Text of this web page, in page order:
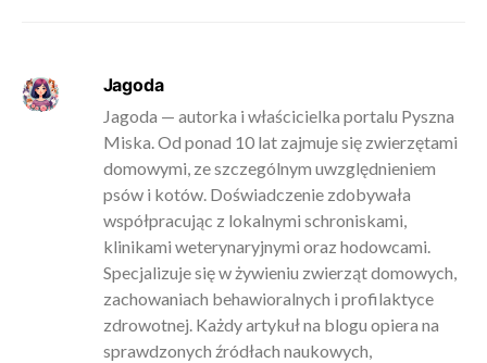
Jagoda
Jagoda — autorka i właścicielka portalu Pyszna
Miska. Od ponad 10 lat zajmuje się zwierzętami
domowymi, ze szczególnym uwzględnieniem
psów i kotów. Doświadczenie zdobywała
współpracując z lokalnymi schroniskami,
klinikami weterynaryjnymi oraz hodowcami.
Specjalizuje się w żywieniu zwierząt domowych,
zachowaniach behawioralnych i profilaktyce
zdrowotnej. Każdy artykuł na blogu opiera na
sprawdzonych źródłach naukowych,